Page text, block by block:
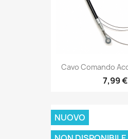
7,99 €
NON DISPONIBILE